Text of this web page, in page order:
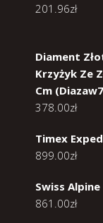
201.96zł
Diament
Krzyżyk Ze
Cm
378.00zł
Timex
899.00zł
Swiss
861.00zł